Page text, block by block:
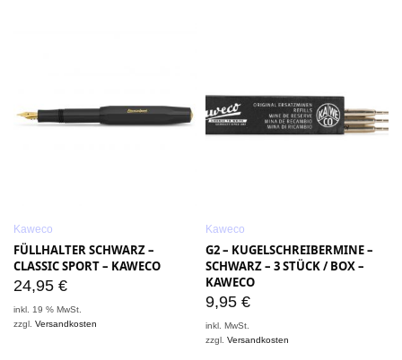
Kaweco
FÜLLHALTER SCHWARZ –
CLASSIC SPORT – KAWECO
24,95 €
inkl. 19 % MwSt.
zzgl.Versandkosten
Kaweco
G2 – KUGELSCHREIBERMINE –
SCHWARZ – 3 STÜCK / BOX –
KAWECO
9,95 €
inkl. MwSt.
zzgl.Versandkosten